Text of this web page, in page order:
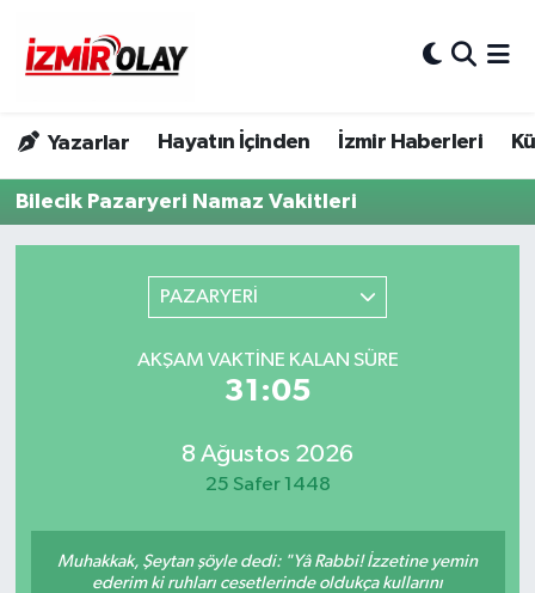
Yazarlar Hayatın İçinden İzmir Haberleri
Bilecik Pazaryeri Namaz Vakitleri
PAZARYERİ
AKŞAM VAKTINE KALAN SÜRE
31:05
8 Ağustos 2026
25 Safer 1448
Muhakkak, Şeytan şöyle dedi: "Yâ Rabbi! İzzetine yemin
ederim ki ruhları cesetlerinde oldukça kullarını
Konak Trafik Yoğunluk Haritası
Süper Lig Puan Durumu ve Fikstür
Tüm Manşetler